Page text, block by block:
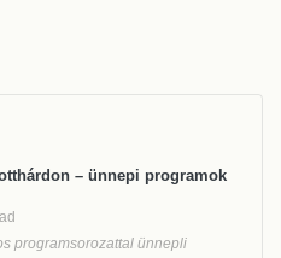
– ünnepi programok
programsorozattal ünnepli